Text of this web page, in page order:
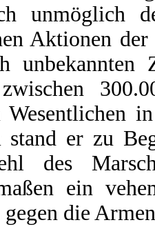
unmöglich
Aktionen
unbekannten
stand er zu
des
ein
gegen die